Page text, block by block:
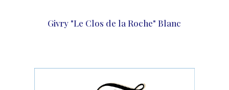
Givry "Le Clos de la Roche" Blanc